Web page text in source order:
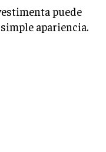
puede
apariencia.